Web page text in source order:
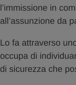
l’immissione in
all’assunzione da
Lo fa attraverso
occupa di
di sicurezza che